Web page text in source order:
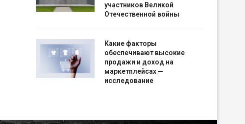
участников Великой
Отечественной войны
Какие факторы
обеспечивают высокие
продажи и доход на
маркетплейсах —
исследование